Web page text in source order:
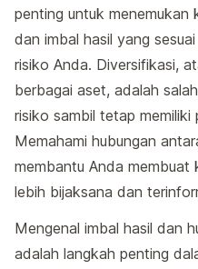
penting untuk menemukan
dan imbal hasil yang
risiko Anda. Diversifikasi,
berbagai aset, adalah
risiko sambil tetap
Memahami hubungan
membantu Anda membuat
lebih bijaksana dan
Mengenal imbal hasil dan
adalah langkah penting